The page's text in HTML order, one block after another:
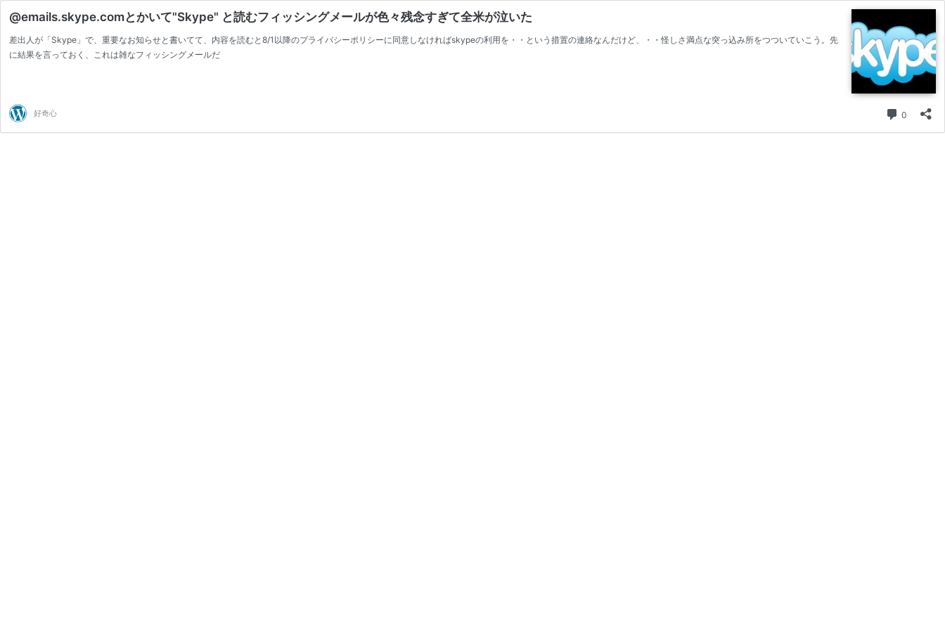
@emails.skype.comとかいて"Skype" と読むフィッシングメールが色々残念すぎて全米が泣いた
差出人が「Skype」で、重要なお知らせと書いてて、内容を読むと8/1以降のプライバシーポリシーに同意しなければskypeの利用を・・という措置の連絡なんだけど、・・怪しさ満点な突っ込み所をつついていこう。先
に結果を言っておく、これは雑なフィッシングメールだ
好奇心 0 コメント